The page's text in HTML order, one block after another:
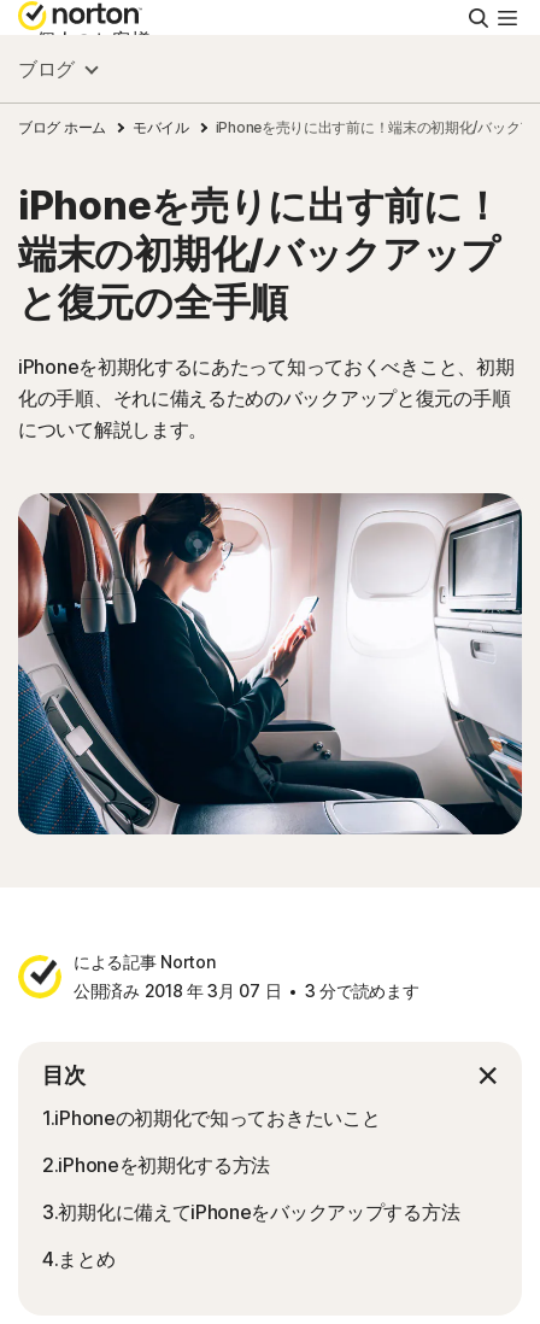
検
索
個人のお客様
スモールビジネス
リソース
サポート
無料体験
日本
サインイン
ブログ
ブログ ホーム モバイル iPhoneを売りに出す前に！端末の初期化/バックア
iPhoneを売りに出す前に！
端末の初期化/バックアップ
と復元の全手順
iPhoneを初期化するにあたって知っておくべきこと、初期
化の手順、それに備えるためのバックアップと復元の手順
について解説します。
による記事 Norton
公開済み 2018 年 3月 07 日
3 分で読めます
目次
1.iPhoneの初期化で知っておきたいこと
2.iPhoneを初期化する方法
3.初期化に備えてiPhoneをバックアップする方法
4.まとめ